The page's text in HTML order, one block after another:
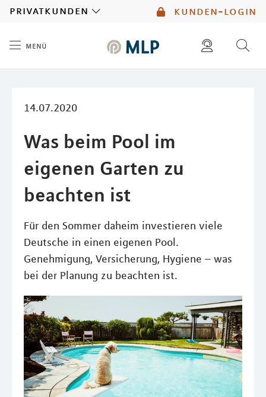
kunden-login
privatkunden
menü
14.07.2020
Was beim Pool im
eigenen Garten zu
beachten ist
Für den Sommer daheim investieren viele
Deutsche in einen eigenen Pool.
Genehmigung, Versicherung, Hygiene – was
bei der Planung zu beachten ist.